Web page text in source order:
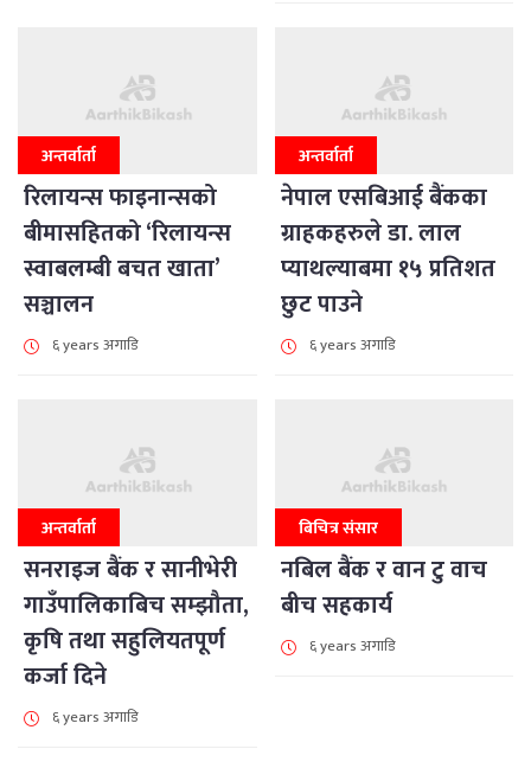
अन्तर्वार्ता
रिलायन्स फाइनान्सको
बीमासहितको ‘रिलायन्स
स्वाबलम्बी बचत खाता’
सञ्चालन
६ years अगाडि
अन्तर्वार्ता
नेपाल एसबिआई बैंकका
ग्राहकहरुले डा. लाल
प्याथल्याबमा १५ प्रतिशत
छुट पाउने
६ years अगाडि
अन्तर्वार्ता
सनराइज बैंक र सानीभेरी
गाउँपालिकाबिच सम्झौता,
कृषि तथा सहुलियतपूर्ण
कर्जा दिने
६ years अगाडि
बिचित्र संसार
नबिल बैंक र वान टु वाच
बीच सहकार्य
६ years अगाडि